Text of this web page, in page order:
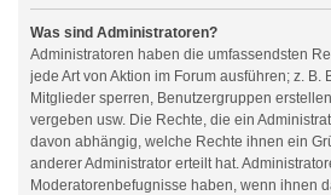
Was sind Administratoren?
Administratoren haben die umfassendsten
jede Art von Aktion im Forum ausführen; z. B.
Mitglieder sperren, Benutzergruppen
vergeben usw. Die Rechte, die ein
davon abhängig, welche Rechte ihnen ein
anderer Administrator erteilt hat.
Moderatorenbefugnisse haben, wenn ihnen